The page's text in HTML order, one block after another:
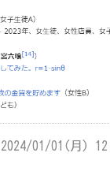
2024/01/01(月)